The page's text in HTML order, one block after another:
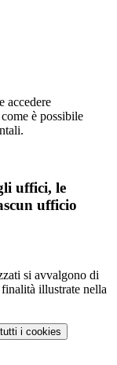
accedere
è possibile
uffici, le
ufficio
si avvalgono di
illustrate nella
i cookies